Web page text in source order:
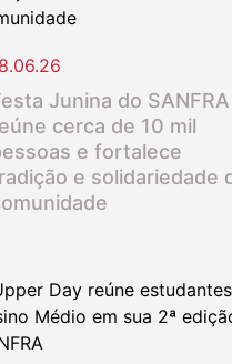
Junina do SANFRA
cerca de 10 mil
e fortalece
e solidariedade